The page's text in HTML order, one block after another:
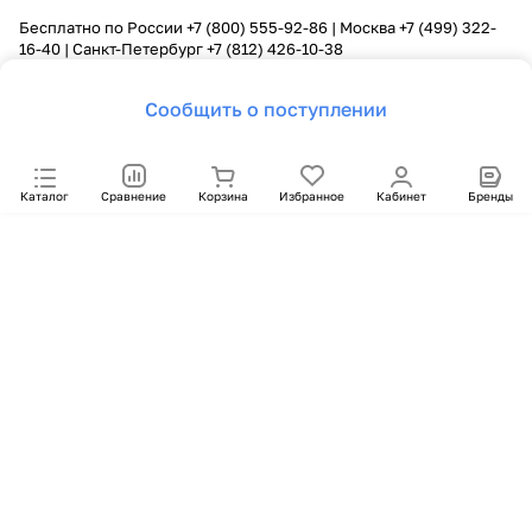
Сообщить о поступлении
Каталог Сравнение Корзина Избранное Кабинет Бренды
Бесплатно по России +7 (800) 555-92-86 | Москва+7 (499) 322-
16-40 | Санкт-Петербург+7 (812) 426-10-38